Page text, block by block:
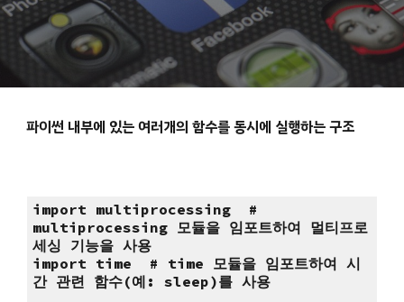
파이썬 내부에 있는 여러개의 함수를 동시에 실행하는 구조
import multiprocessing #
multiprocessing 모듈을 임포트하여 멀티프로
세싱 기능을 사용
import time # time 모듈을 임포트하여 시
간 관련 함수(예: sleep)를 사용